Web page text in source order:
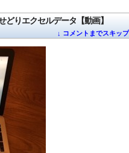
りエクセルデータ【動画】
↓ コメントまでスキップ